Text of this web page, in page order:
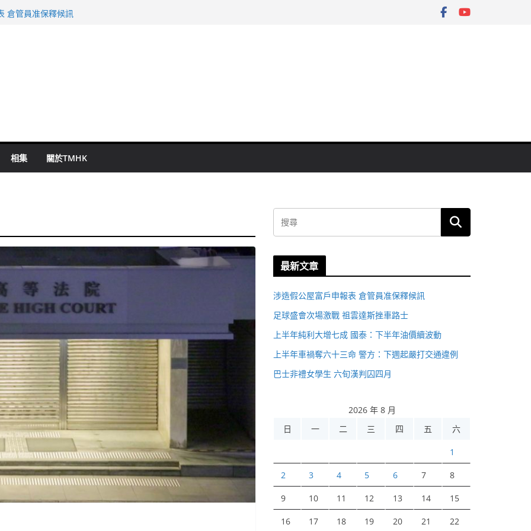
判囚四月
倉管員准保釋候訊
相集 關於TMHK
最新文章
涉造假公屋富戶申報表 倉管員准保釋候訊
足球盛會次場激戰 祖雲達斯挫車路士
上半年純利大增七成 國泰：下半年油價續波動
上半年車禍奪六十三命 警方：下週起嚴打交通違例
巴士非禮女學生 六旬漢判囚四月
2026 年 8 月
日
一 二 三 四 五 六
1
2 3 4 5 6 7 8
9 10 11 12 13 14 15
16 17 18 19 20 21 22